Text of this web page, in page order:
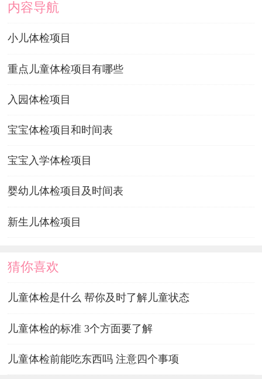
内容导航
小儿体检项目
重点儿童体检项目有哪些
入园体检项目
宝宝体检项目和时间表
宝宝入学体检项目
婴幼儿体检项目及时间表
新生儿体检项目
猜你喜欢
儿童体检是什么 帮你及时了解儿童状态
儿童体检的标准 3个方面要了解
儿童体检前能吃东西吗 注意四个事项